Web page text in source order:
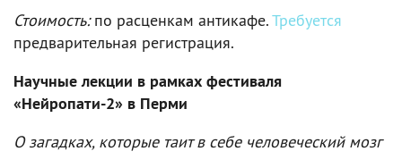
Стоимость:по расценкам антикафе.Требуется
предварительная регистрация.
Научные лекции в рамках фестиваля
«Нейропати-2» в Перми
О загадках, которые таит в себе человеческий мозг